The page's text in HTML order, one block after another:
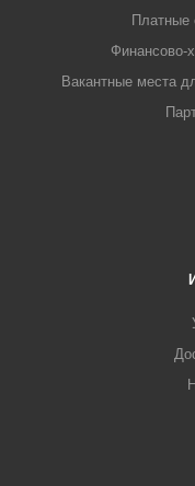
Платные
Финансово-
Вакантные места